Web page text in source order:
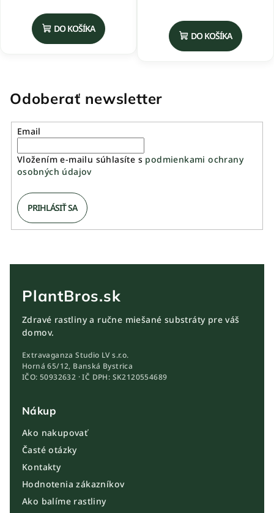
DO KOŠÍKA
produktu
je
5,0
DO KOŠÍKA
Odoberať newsletter
Email
Vložením e-mailu súhlasíte s podmienkami ochrany
osobných údajov
PRIHLÁSIŤ SA
PlantBros.sk
Zdravé rastliny a ručne miešané substráty pre váš
domov.
Extravaganza Studio LV s.r.o.
Horná 65/12, Banská Bystrica
IČO: 50932632 · IČ DPH: SK2120554689
Nákup
Ako nakupovať
Časté otázky
Kontakty
Hodnotenia zákazníkov
Ako balíme rastliny